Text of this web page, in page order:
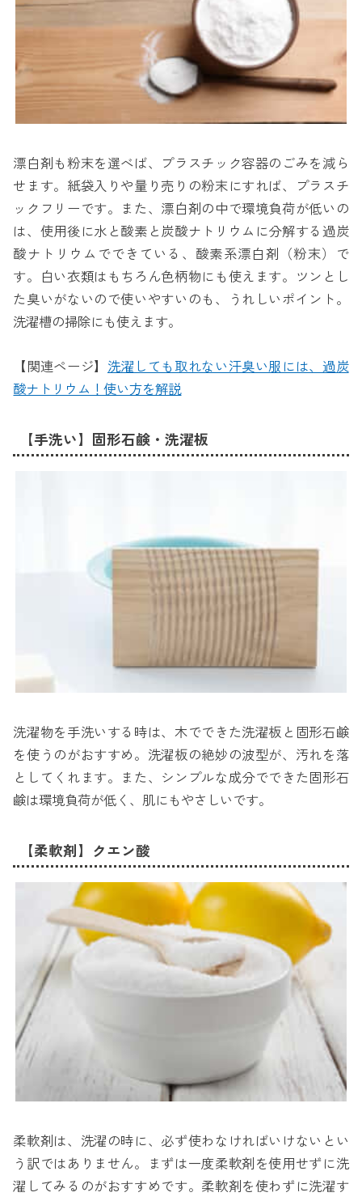
漂白剤も粉末を選べば、プラスチック容器のごみを減ら
せます。紙袋入りや量り売りの粉末にすれば、プラスチ
ックフリーです。また、漂白剤の中で環境負荷が低いの
は、使用後に水と酸素と炭酸ナトリウムに分解する過炭
酸ナトリウムでできている、酸素系漂白剤（粉末）で
す。白い衣類はもちろん色柄物にも使えます。ツンとし
た臭いがないので使いやすいのも、うれしいポイント。
洗濯槽の掃除にも使えます。
【関連ページ】 洗濯しても取れない汗臭い服には、過炭
酸ナトリウム！使い方を解説
【手洗い】固形石鹸・洗濯板
洗濯物を手洗いする時は、木でできた洗濯板と固形石鹸
を使うのがおすすめ。洗濯板の絶妙の波型が、汚れを落
としてくれます。また、シンプルな成分でできた固形石
鹸は環境負荷が低く、肌にもやさしいです。
【柔軟剤】クエン酸
柔軟剤は、洗濯の時に、必ず使わなければいけないとい
う訳ではありません。まずは一度柔軟剤を使用せずに洗
濯してみるのがおすすめです。柔軟剤を使わずに洗濯す